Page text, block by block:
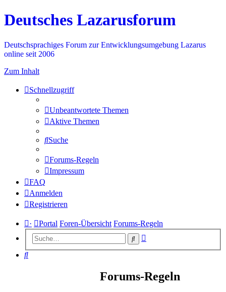
Deutsches Lazarusforum
Deutschsprachiges Forum zur Entwicklungsumgebung Lazarus
online seit 2006
Zum Inhalt
Schnellzugriff
Unbeantwortete Themen
Aktive Themen
Suche
Forums-Regeln
Impressum
FAQ
Anmelden
Registrieren
· Portal Foren-Übersicht Forums-Regeln
Suche
Suche
Forums-Regeln